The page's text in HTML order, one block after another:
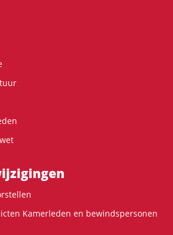
Kamerleden en bewindspersonen